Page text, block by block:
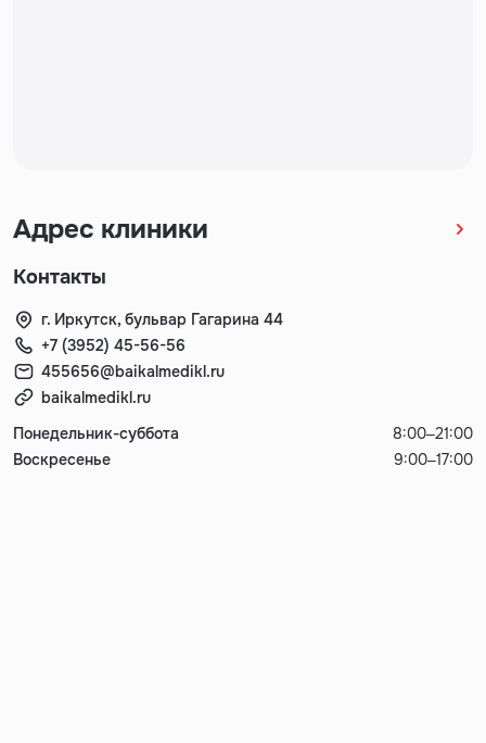
Адрес клиники
Контакты
г. Иркутск, бульвар Гагарина 44
+7 (3952) 45-56-56
455656@baikalmedikl.ru
baikalmedikl.ru
Понедельник-суббота
8:00–21:00
Воскресенье
9:00–17:00